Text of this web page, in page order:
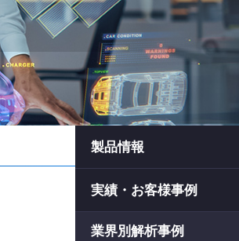
製品情報
実績・お客様事例
業界別解析事例